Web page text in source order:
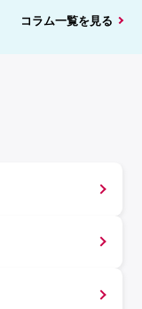
コラム一覧を見る